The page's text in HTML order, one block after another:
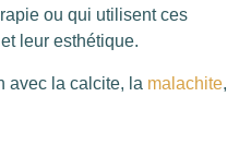
ou qui utilisent ces
leur esthétique.
avec la calcite, la malachite,